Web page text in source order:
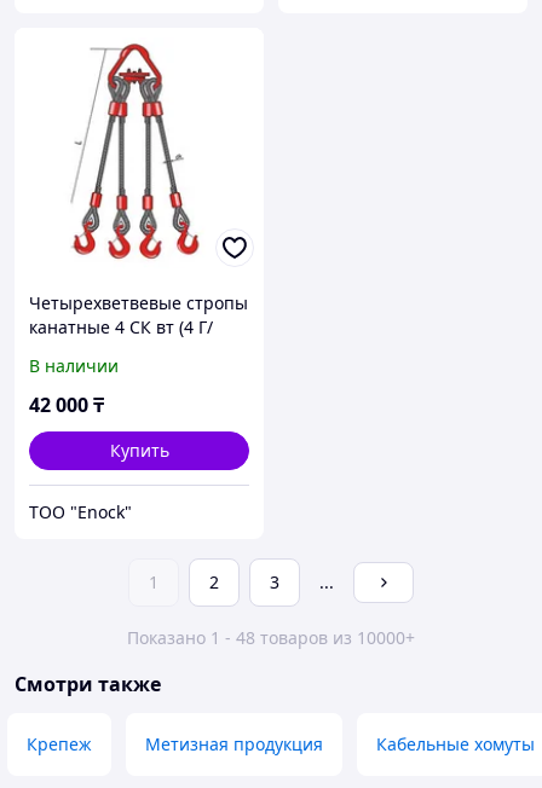
Четырехветвевые стропы
канатные 4 СК вт (4 Г/
В наличии
42 000₸
Купить
ТОО "Enосk"
1 2 3 ...
Показано 1 - 48 товаров из 10000+
Смотри также
Крепеж Метизная продукция Кабельные хомуты